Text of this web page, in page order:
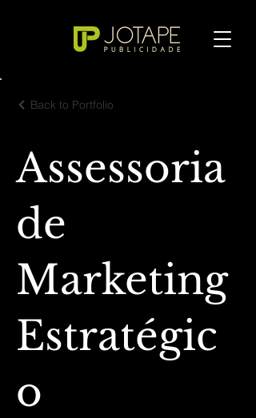
Back to Portfolio
Assessoria
de
Marketing
Estratégic
o